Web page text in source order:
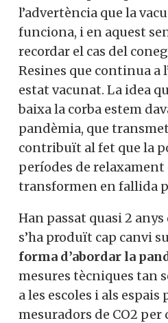
l’advertència que la
funciona, i en aquest
recordar el cas del
Resines que continua a
estat vacunat. La idea
baixa la corba estem
pandèmia, que
contribuït al fet que la
períodes de relaxament
transformen en fallida
Han passat quasi 2
s’ha produït cap canvi
forma d’abordar la
mesures tècniques tan
a les escoles i als espais
mesuradors de CO2